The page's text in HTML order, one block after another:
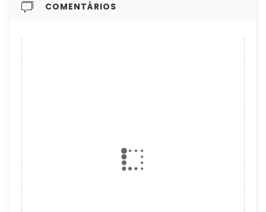
COMENTÁRIOS